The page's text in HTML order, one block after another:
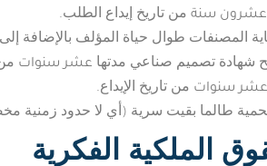
عشرون سنة من تاريخ إيداع الطلب.
المصنفات طوال حياة المؤلف بالإضافة إلى
شهادة تصميم صناعي مدتها عشر سنوات
عشر سنوات من تاريخ الإيداع.
طالما بقيت سرية (أي لا حدود زمنية
الملكية الفكرية